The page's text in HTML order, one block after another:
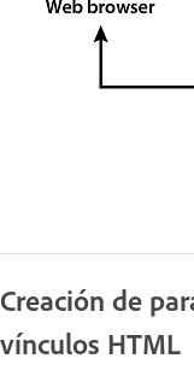
Creación de
vínculos HTML